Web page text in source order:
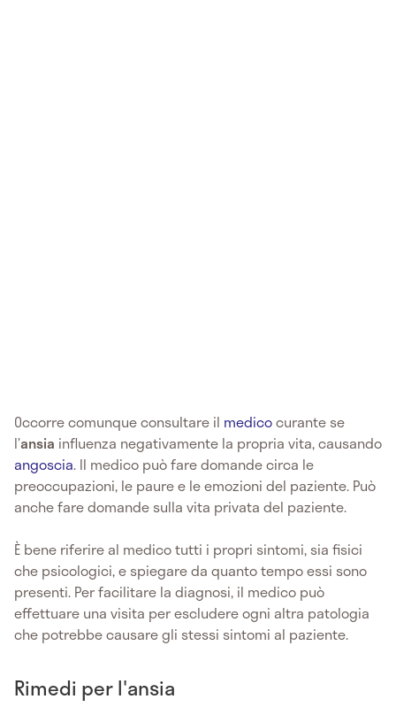
Occorre comunque consultare il medicocurante se
l’ansia influenza negativamente la propria vita, causando
angoscia. Il medico può fare domande circa le
preoccupazioni, le paure e le emozioni del paziente. Può
anche fare domande sulla vita privata del paziente.
È bene riferire al medico tutti i propri sintomi, sia fisici
che psicologici, e spiegare da quanto tempo essi sono
presenti. Per facilitare la diagnosi, il medico può
effettuare una visita per escludere ogni altra patologia
che potrebbe causare gli stessi sintomi al paziente.
Rimedi per l'ansia